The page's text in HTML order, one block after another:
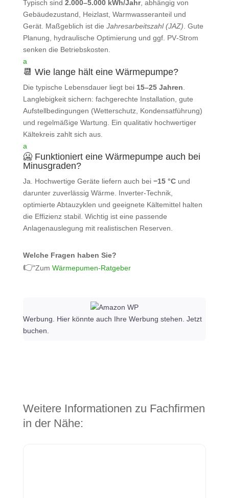
Typisch sind 2.000–5.000 kWh/Jahr, abhängig von
Gebäudezustand, Heizlast, Warmwasseranteil und
Gerät. Maßgeblich ist die Jahresarbeitszahl (JAZ) . Gute
Planung, hydraulische Optimierung und ggf. PV‑Strom
senken die Betriebskosten.
a
📆 Wie lange hält eine Wärmepumpe?
Die typische Lebensdauer liegt bei 15–25 Jahren
Langlebigkeit sichern: fachgerechte Installation, gute
Aufstellbedingungen (Wetterschutz, Kondensatführung)
und regelmäßige Wartung. Ein qualitativ hochwertiger
Kältekreis zahlt sich aus.
a
🥶 Funktioniert eine Wärmepumpe auch bei
Minusgraden?
Ja. Hochwertige Geräte liefern auch bei −15 °Cund
darunter zuverlässig Wärme. Inverter‑Technik,
optimierte Abtauzyklen und geeignete Kältemittel halten
die Effizienz stabil. Wichtig ist eine passende
Anlagenauslegung mit realistischen Reserven.
Welche Fragen haben Sie?
👉Zum Wärmepumen-Ratgeber
Werbung. Hier könnte auch Ihre Werbung stehen. Jetzt
buchen.
Weitere Informationen zu Fachfirmen
in der Nähe: